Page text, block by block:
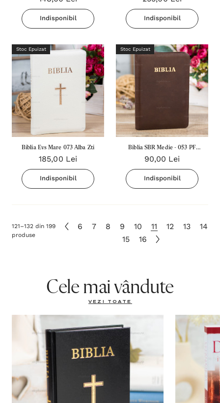
Indisponibil Indisponibil
Stoc Epuizat
Biblia Evs Mare 073 Alba Zti
185,00 Lei
Indisponibil
Stoc Epuizat
Biblia SBR Medie - 053 PF
Maro Deschis
90,00 Lei
Indisponibil
121–132 din 199
produse
6 7 8 9 10 11 12 13
14
15
16
Cele mai vândute
VEZI TOATE